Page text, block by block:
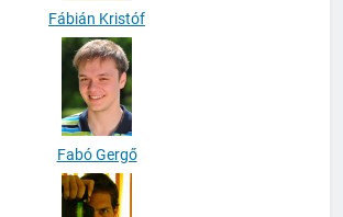
Fábián Kristóf
Fabó Gergő